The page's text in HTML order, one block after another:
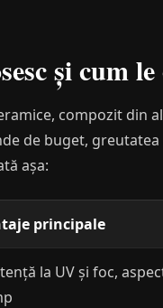
și cum
compozit din
de buget,
așa:
principale
la UV și foc,